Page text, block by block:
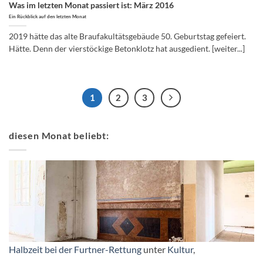
Was im letzten Monat passiert ist: März 2016
Ein Rückblick auf den letzten Monat
2019 hätte das alte Braufakultätsgebäude 50. Geburtstag gefeiert.
Hätte. Denn der vierstöckige Betonklotz hat ausgedient. [weiter...]
1 2 3
diesen Monat beliebt:
Halbzeit bei der Furtner-Rettung unter Kultur,